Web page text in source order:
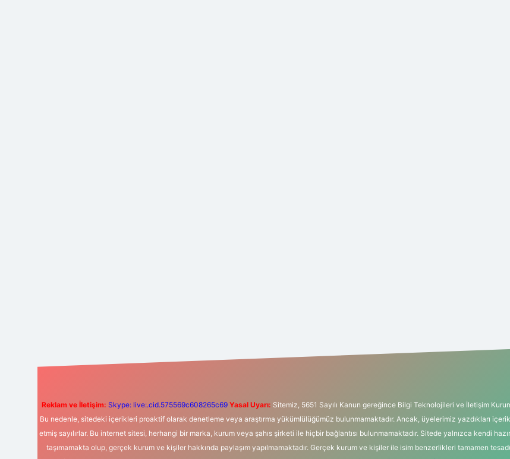
Reklam ve İletişim: Skype: live:.cid.575569c608265c69 Yasal Uyarı: Sitemiz, 5651 Sayılı Kanun gereğince Bilgi Teknolojileri ve İletişim
Bu nedenle, sitedeki içerikleri proaktif olarak denetleme veya araştırma yükümlülüğümüz bulunmamaktadır. Ancak, üyelerimiz yazdıkları
etmiş sayılırlar. Bu internet sitesi, herhangi bir marka, kurum veya şahıs şirketi ile hiçbir bağlantısı bulunmamaktadır. Sitede yalnızca kendi
taşımamakta olup, gerçek kurum ve kişiler hakkında paylaşım yapılmamaktadır. Gerçek kurum ve kişiler ile isim benzerlikleri tamamen